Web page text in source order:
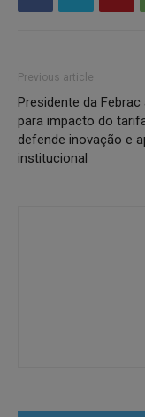
Previous article
Presidente da Febrac
para impacto do
defende inovação e
institucional